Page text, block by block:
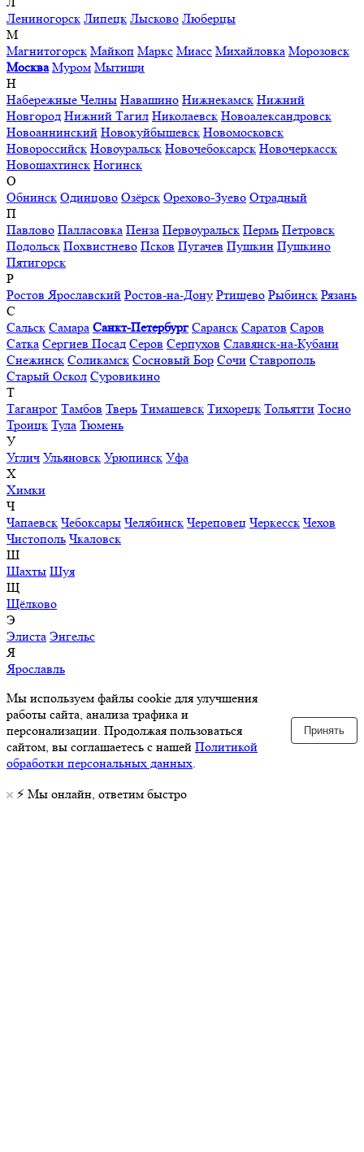
Лениногорск Липецк Лысково Люберцы
М
Магнитогорск Майкоп Маркс Миасс Михайловка Морозовск
Москва Муром Мытищи
Н
Набережные Челны Навашино Нижнекамск Нижний
Новгород Нижний Тагил Николаевск Новоалександровск
Новоаннинский Новокуйбышевск Новомосковск
Новороссийск Новоуральск Новочебоксарск Новочеркасск
Новошахтинск Ногинск
О
Обнинск Одинцово Озёрск Орехово-Зуево Отрадный
П
Павлово Палласовка Пенза Первоуральск Пермь Петровск
Подольск Похвистнево Псков Пугачев Пушкин Пушкино
Пятигорск
Р
Ростов Ярославский Ростов-на-Дону Ртищево Рыбинск Рязань
С
Сальск Самара Санкт-Петербург Саранск Саратов Саров
Сатка Сергиев Посад Серов Серпухов Славянск-на-Кубани
Снежинск Соликамск Сосновый Бор Сочи Ставрополь
Старый Оскол Суровикино
Т
Таганрог Тамбов Тверь Тимашевск Тихорецк Тольятти Тосно
Троицк Тула Тюмень
У
Углич Ульяновск Урюпинск Уфа
Х
Химки
Ч
Чапаевск Чебоксары Челябинск Череповец Черкесск Чехов
Чистополь Чкаловск
Ш
Шахты Шуя
Щ
Щёлково
Э
Элиста Энгельс
Я
Ярославль
Мы используем файлы cookie для улучшения
работы сайта, анализа трафика и
персонализации. Продолжая пользоваться
сайтом, вы соглашаетесь с нашей Политикой
обработки персональных данных
Принять
⚡️ Мы онлайн, ответим быстро